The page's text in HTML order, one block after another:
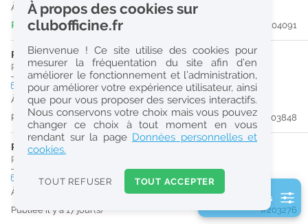
Réinitialiser
2
0
k
Consulter les offres de la France d'outre-mer
À partir du 29/09/26
Publiée il y a 6 jour(s)
#204091
PRÉPARATEUR EN PHARMACIE (H/F)
Pharmacie d'Officine|64100Bayonne
CDI temps plein
À partir du 31/08/26
Publiée il y a 10 jour(s)
#203848
PRÉPARATEUR EN PHARMACIE (H/F)
Pharmacie d'Officine
CDItemps plein
À partir du 16/08/26
Publiée il y a 17 jour(s)
#203276
2 filtre(s) actifs
À propos des cookies sur
clubofficine.fr
Bienvenue ! Ce site utilise des cookies pour
mesurer la fréquentation du site afin d’en
améliorer le fonctionnement et l’administration,
pour améliorer votre expérience utilisateur, ainsi
que pour vous proposer des services interactifs.
Nous conservons votre choix mais vous pouvez
changer ce choix à tout moment en vous
rendant sur la page Données personnelles et
cookies.
TOUT REFUSER TOUT ACCEPTER